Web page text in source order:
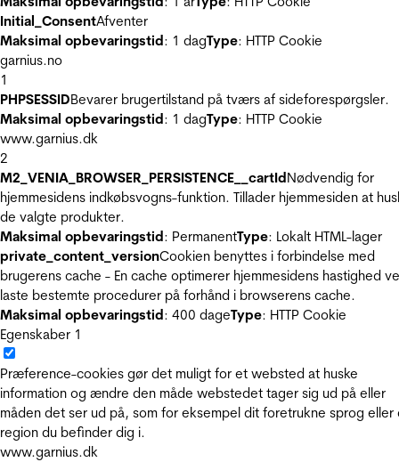
Initial_ConsentAfventer
Maksimal opbevaringstid: 1 dagType: HTTP Cookie
garnius.no
1
PHPSESSIDBevarer brugertilstand på tværs af sideforespørgsler.
Maksimal opbevaringstid: 1 dagType: HTTP Cookie
www.garnius.dk
2
M2_VENIA_BROWSER_PERSISTENCE__cartIdNødvendig for
hjemmesidens indkøbsvogns-funktion. Tillader hjemmesiden at
de valgte produkter.
Maksimal opbevaringstid: PermanentType: Lokalt HTML-lager
private_content_versionCookien benyttes i forbindelse med
brugerens cache - En cache optimerer hjemmesidens hastighed
laste bestemte procedurer på forhånd i browserens cache.
Maksimal opbevaringstid: 400 dageType: HTTP Cookie
Egenskaber 1
Præference-cookies gør det muligt for et websted at huske
information og ændre den måde webstedet tager sig ud på eller
måden det ser ud på, som for eksempel dit foretrukne sprog eller
region du befinder dig i.
www.garnius.dk